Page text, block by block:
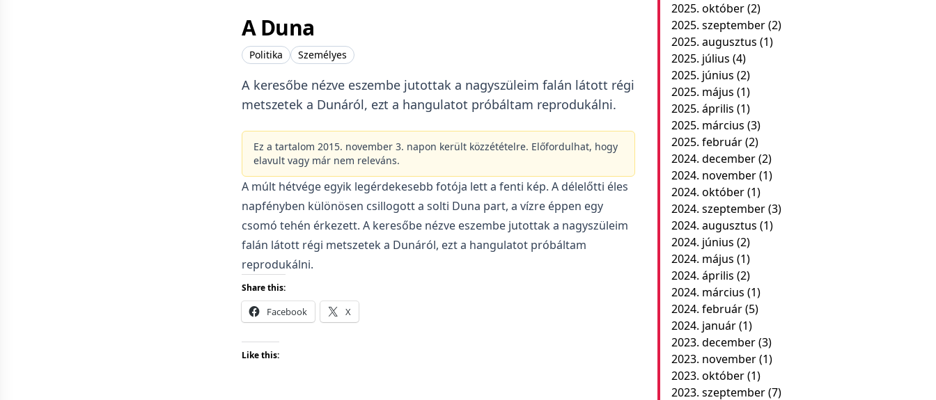
A Duna
Politika Személyes
A keresőbe nézve eszembe jutottak a nagyszüleim falán látott régi
metszetek a Dunáról, ezt a hangulatot próbáltam reprodukálni.
Ez a tartalom 2015. november 3. napon került közzétételre. Előfordulhat, hogy
elavult vagy már nem releváns.
A múlt hétvége egyik legérdekesebb fotója lett a fenti kép. A délelőtti éles
napfényben különösen csillogott a solti Duna part, a vízre éppen egy
csomó tehén érkezett. A keresőbe nézve eszembe jutottak a nagyszüleim
falán látott régi metszetek a Dunáról, ezt a hangulatot próbáltam
reprodukálni.
Share this:
Facebook X
Like this:
2025. október(2)
2025. szeptember(2)
2025. augusztus (1)
2025. július (4)
2025. június (2)
2025. május (1)
2025. április (1)
2025. március (3)
2025. február(2)
2024. december(2)
2024. november(1)
2024. október(1)
2024. szeptember(3)
2024. augusztus (1)
2024. június (2)
2024. május (1)
2024. április (2)
2024. március (1)
2024. február(5)
2024. január(1)
2023. december(3)
2023. november(1)
2023. október(1)
2023. szeptember(7)